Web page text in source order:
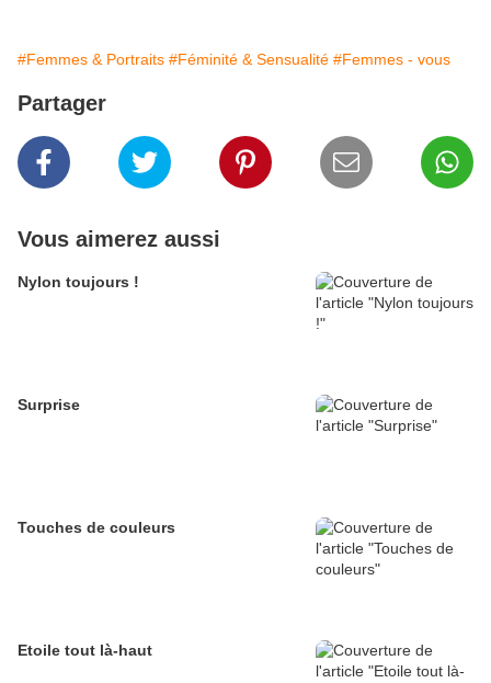
#Femmes & Portraits #Féminité & Sensualité #Femmes - vous
Partager
Vous aimerez aussi
Nylon toujours !
Surprise
Touches de couleurs
Etoile tout là-haut